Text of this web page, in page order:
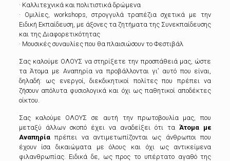
· Καλλιτεχνικά και πολιτιστικά δρώμενα
· Ομιλίες, workshops, στρογγυλά τραπέζια σχετικά με την
Ειδική Εκπαίδευση, με άξονες τα ζητήματα της Συνεκπαίδευσης
και της Διαφορετικότητας
· Μουσικές συναυλίες που θα πλαισιώσουν το Φεστιβάλ
Σας καλούμε ΟΛΟΥΣ να στηρίξετε την προσπάθειά μας, ώστε
τα Άτομα με Αναπηρία να προβάλλονται γι’ αυτό που είναι,
δηλαδή: ως ενεργοί, διεκδικητικοί πολίτες που πρέπει να
ζήσουν απόλυτα φυσιολογικά και όχι ως παθητικοί αποδέκτες
οίκτου.
Σας καλούμε ΟΛΟΥΣ σε αυτή την πρωτοβουλία μας, που
μεταξύ άλλων σκοπό έχει να αναδείξει ότι ταΆτομα με
Αναπηρίαπρέπει να αντιμετωπίζονται ως άνθρωποι που
έχουν ίσα δικαιώματα με όλους και όχι ως αντικείμενα
φιλανθρωπίας. Ειδικά δε, ως προς το υπέρτατο αγαθό της